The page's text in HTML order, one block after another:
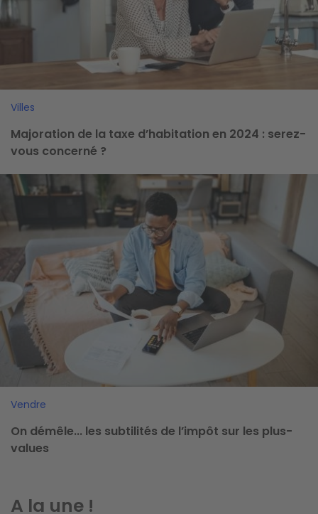
Villes
Majoration de la taxe d’habitation en 2024 : serez-
vous concerné ?
Image
Vendre
On démêle... les subtilités de l’impôt sur les plus-
values
A la une !